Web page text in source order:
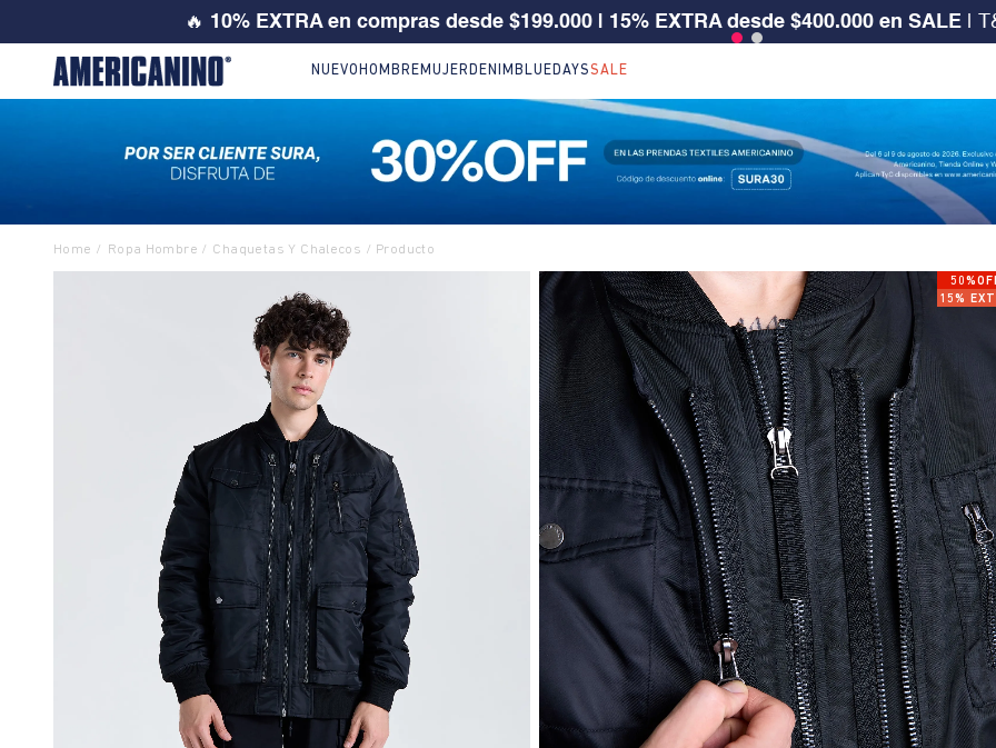
25% ó 35%OFF en ref. seleccionadas de NEW ARRIVALS |
NUEVO HOMBRE MUJER DENIM BLUEDAYSSALE
Ropa Hombre Chaquetas Y Chalecos
15%